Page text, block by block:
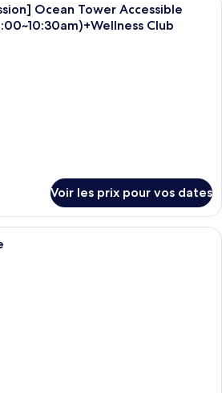
Ocean Tower Accessible
Club
Voir les prix pour vos dates
Une chambre d’hôtel moderne avec